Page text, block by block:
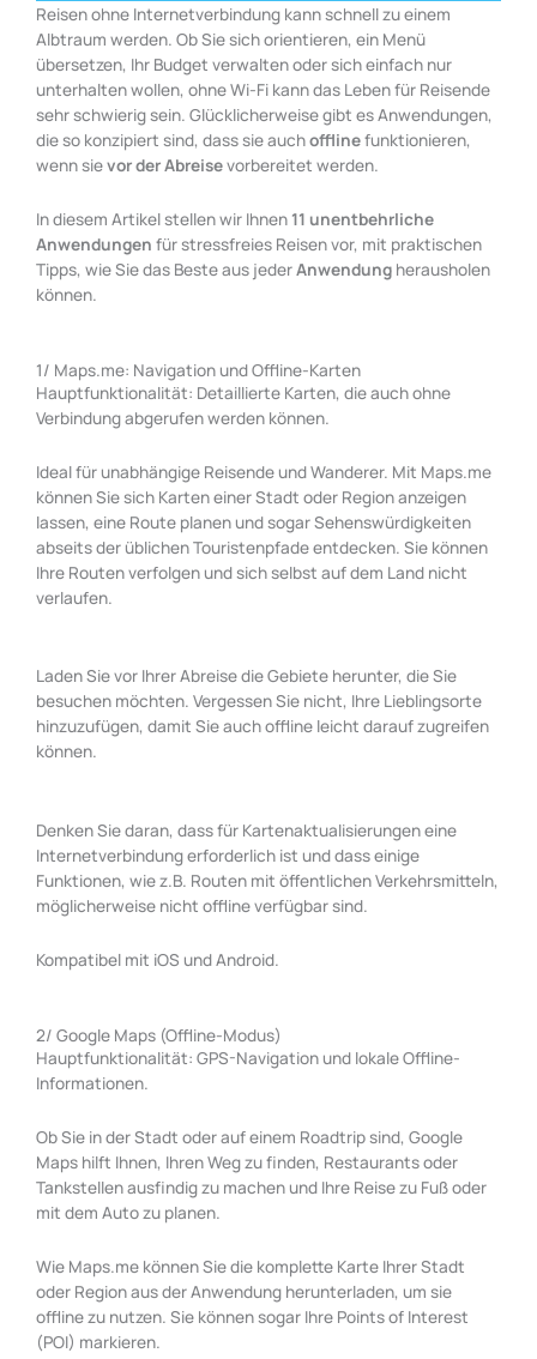
Reisen ohne Internetverbindung kann schnell zu einem
Albtraum werden. Ob Sie sich orientieren, ein Menü
übersetzen, Ihr Budget verwalten oder sich einfach nur
unterhalten wollen, ohne Wi-Fi kann das Leben für Reisende
sehr schwierig sein. Glücklicherweise gibt es Anwendungen,
die so konzipiert sind, dass sie auchofflinefunktionieren,
wenn sievor der Abreisevorbereitet werden.
In diesem Artikel stellen wir Ihnen 11 unentbehrliche
Anwendungen für stressfreies Reisen vor, mit praktischen
Tipps, wie Sie das Beste aus jederAnwendung herausholen
können.
1/ Maps.me: Navigation und Offline-Karten
Hauptfunktionalität: Detaillierte Karten, die auch ohne
Verbindung abgerufen werden können.
Ideal für unabhängige Reisende und Wanderer. Mit Maps.me
können Sie sich Karten einer Stadt oder Region anzeigen
lassen, eine Route planen und sogar Sehenswürdigkeiten
abseits der üblichen Touristenpfade entdecken. Sie können
Ihre Routen verfolgen und sich selbst auf dem Land nicht
verlaufen.
Laden Sie vor Ihrer Abreise die Gebiete herunter, die Sie
besuchen möchten. Vergessen Sie nicht, Ihre Lieblingsorte
hinzuzufügen, damit Sie auch offline leicht darauf zugreifen
können.
Denken Sie daran, dass für Kartenaktualisierungen eine
Internetverbindung erforderlich ist und dass einige
Funktionen, wie z.B. Routen mit öffentlichen Verkehrsmitteln,
möglicherweise nicht offline verfügbar sind.
Kompatibel mit iOS und Android.
2/ Google Maps (Offline-Modus)
Hauptfunktionalität: GPS-Navigation und lokale Offline-
Informationen.
Ob Sie in der Stadt oder auf einem Roadtrip sind, Google
Maps hilft Ihnen, Ihren Weg zu finden, Restaurants oder
Tankstellen ausfindig zu machen und Ihre Reise zu Fuß oder
mit dem Auto zu planen.
Wie Maps.me können Sie die komplette Karte Ihrer Stadt
oder Region aus der Anwendung herunterladen, um sie
offline zu nutzen. Sie können sogar Ihre Points of Interest
(POI) markieren.